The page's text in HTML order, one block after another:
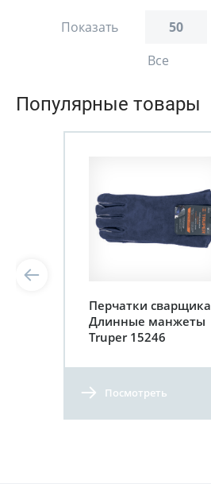
Показать 50
Все
Популярные товары
Перчатки сварщика
Длинные манжеты
Truper 15246
Посмотреть